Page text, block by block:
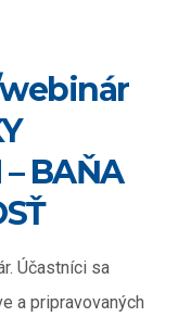
– BAŇA
Účastníci sa
a pripravovaných